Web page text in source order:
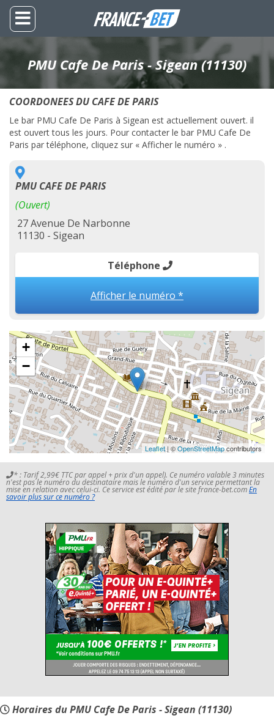
PMU Cafe De Paris - Sigean (11130)
COORDONEES DU CAFE DE PARIS
Le bar PMU Cafe De Paris à Sigean est actuellement ouvert. il
est ouvert tous les jours. Pour contacter le bar PMU Cafe De
Paris par téléphone, cliquez sur « Afficher le numéro » .
PMU CAFE DE PARIS
(Ouvert)
27 Avenue De Narbonne
11130 - Sigean
Téléphone
Afficher le numéro *
+
−
Leaflet| ©OpenStreetMapcontributors
* : Tarif 2,99€ TTC par appel + prix d'un appel). Ce numéro valable 3 minutes
n'est pas le numéro du destinataire mais le numéro d'un service permettant la
mise en relation avec celui-ci. Ce service est édité par le site france-bet.comEn
savoir plus sur ce numéro ?
Horaires du PMU Cafe De Paris - Sigean (11130)